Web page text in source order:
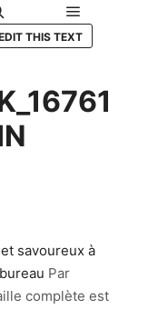
Menu
THIS TEXT
savoureux à
Par
complète est